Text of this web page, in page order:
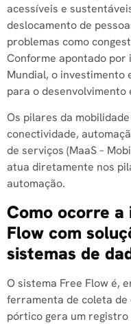
acessíveis e
deslocamento de
problemas como
Conforme apontado por
Mundial, o
para o
Os pilares da
conectividade,
de serviços (MaaS –
atua diretamente nos
automação.
Como ocorre a
Flow com
sistemas de
O sistema Free Flow é,
ferramenta de coleta de
pórtico gera um registro